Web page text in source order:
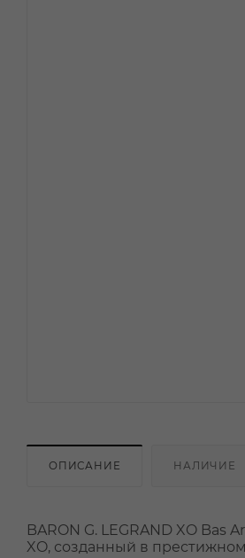
ОПИСАНИЕ НАЛИЧИЕ
BARON G. LEGRAND XO
XO, созданный в